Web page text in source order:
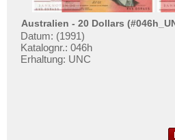
Australien - 20 Dollars
Datum: (1991)
Katalognr.: 046h
Erhaltung: UNC